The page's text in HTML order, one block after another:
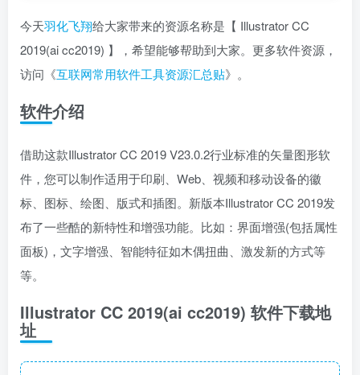
今天羽化飞翔给大家带来的资源名称是【 Illustrator CC
2019(ai cc2019) 】，希望能够帮助到大家。更多软件资源，
访问《互联网常用软件工具资源汇总贴》。
软件介绍
借助这款Illustrator CC 2019 V23.0.2行业标准的矢量图形软
件，您可以制作适用于印刷、Web、视频和移动设备的徽
标、图标、绘图、版式和插图。新版本Illustrator CC 2019发
布了一些酷的新特性和增强功能。比如：界面增强(包括属性
面板)，文字增强、智能特征如木偶扭曲、激发新的方式等
等。
Illustrator CC 2019(ai cc2019) 软件下载地
址